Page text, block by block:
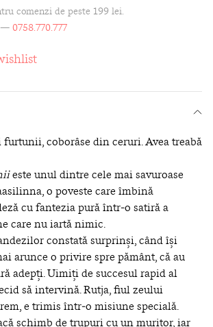
comenzi de peste 199 lei.
— 0758.770.777
coborâse din ceruri. Avea treabă
este unul dintre cele mai savuroase
o poveste care îmbină
cu fantezia pură într‑o satiră a
care nu iartă nimic.
constată surprinși, când își
arunce o privire spre pământ, că au
adepți. Uimiți de succesul rapid al
să intervină. Rutja, fiul zeului
e trimis într‑o misiune specială.
schimb de trupuri cu un muritor, iar